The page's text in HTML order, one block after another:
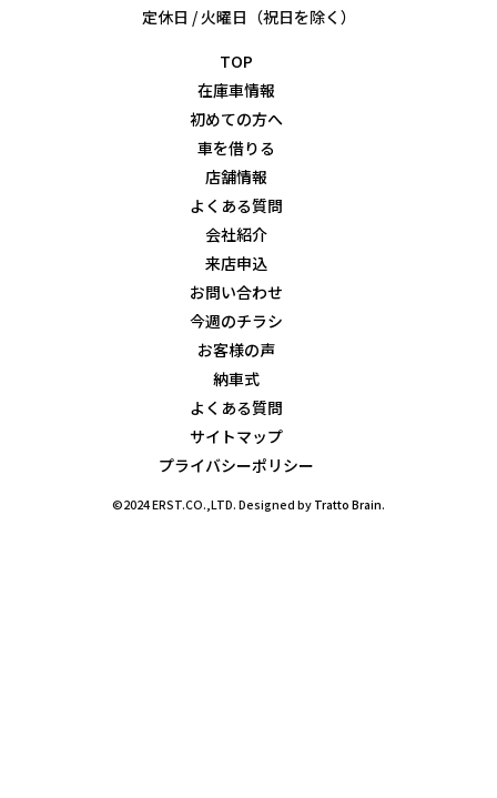
定休日 / 火曜日（祝日を除く）
TOP
在庫車情報
初めての方へ
車を借りる
店舗情報
よくある質問
会社紹介
来店申込
お問い合わせ
今週のチラシ
お客様の声
納車式
よくある質問
サイトマップ
プライバシーポリシー
©2024 ERST.CO.,LTD. Designed by Tratto Brain.